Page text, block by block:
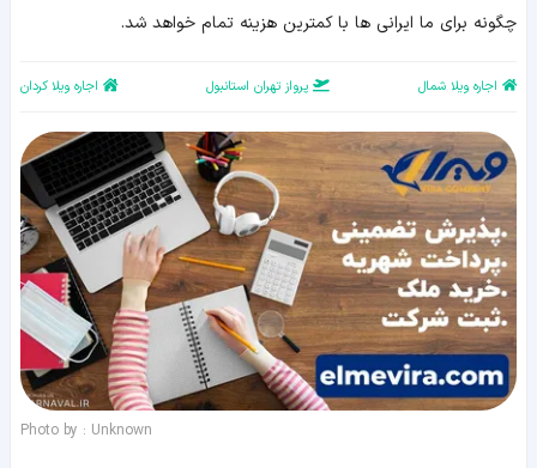
چگونه برای ما ایرانی ها با کمترین هزینه تمام خواهد شد.
اجاره ویلا شمال پرواز تهران استانبول اجاره ویلا کردان
Photo by : Unknown